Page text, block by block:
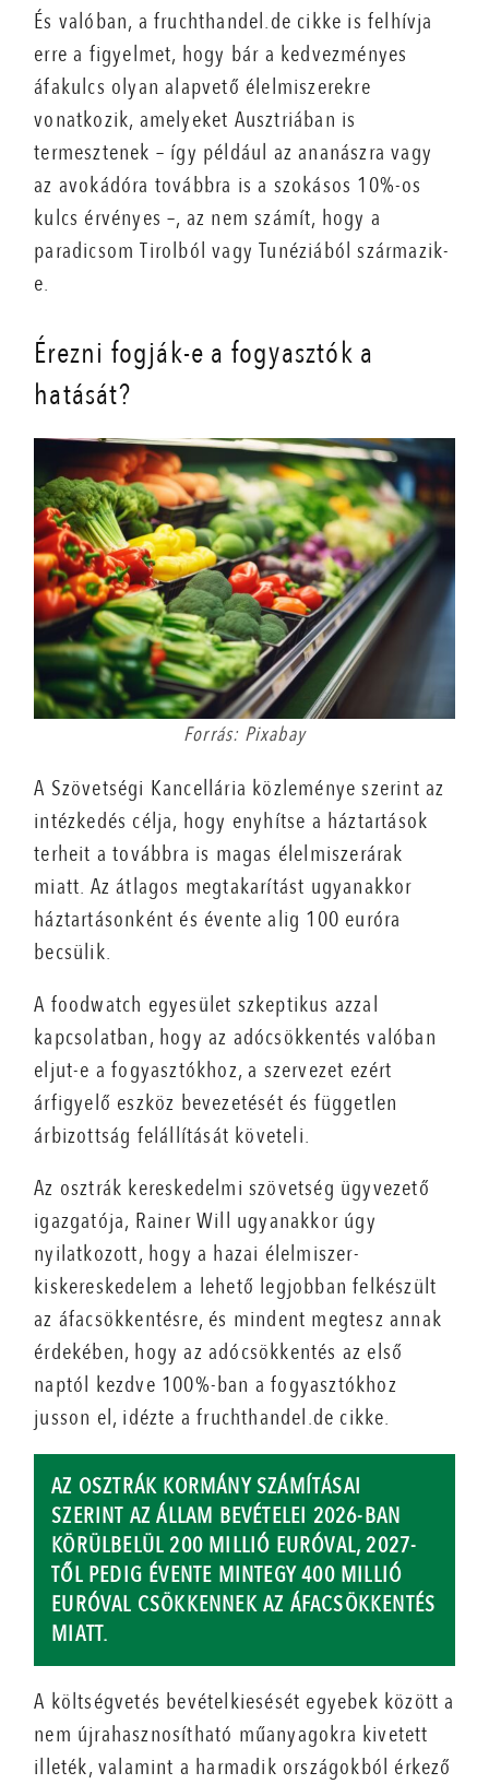
És valóban, a fruchthandel.de cikke is felhívja
erre a figyelmet, hogy bár a kedvezményes
áfakulcs olyan alapvető élelmiszerekre
vonatkozik, amelyeket Ausztriában is
termesztenek – így például az ananászra vagy
az avokádóra továbbra is a szokásos 10%-os
kulcs érvényes –, az nem számít, hogy a
paradicsom Tirolból vagy Tunéziából származik-
e.
Érezni fogják-e a fogyasztók a
hatását?
Forrás: Pixabay
A Szövetségi Kancellária közleménye szerint az
intézkedés célja, hogy enyhítse a háztartások
terheit a továbbra is magas élelmiszerárak
miatt. Az átlagos megtakarítást ugyanakkor
háztartásonként és évente alig 100 euróra
becsülik.
A foodwatch egyesület szkeptikus azzal
kapcsolatban, hogy az adócsökkentés valóban
eljut-e a fogyasztókhoz, a szervezet ezért
árfigyelő eszköz bevezetését és független
árbizottság felállítását követeli.
Az osztrák kereskedelmi szövetség ügyvezető
igazgatója, Rainer Will ugyanakkor úgy
nyilatkozott, hogy a hazai élelmiszer-
kiskereskedelem a lehető legjobban felkészült
az áfacsökkentésre, és mindent megtesz annak
érdekében, hogy az adócsökkentés az első
naptól kezdve 100%-ban a fogyasztókhoz
jusson el, idézte a fruchthandel.de cikke.
AZ OSZTRÁK KORMÁNY SZÁMÍTÁSAI
SZERINT AZ ÁLLAM BEVÉTELEI 2026-BAN
KÖRÜLBELÜL 200 MILLIÓ EURÓVAL, 2027-
TŐL PEDIG ÉVENTE MINTEGY 400 MILLIÓ
EURÓVAL CSÖKKENNEK AZ ÁFACSÖKKENTÉS
MIATT.
A költségvetés bevételkiesését egyebek között a
nem újrahasznosítható műanyagokra kivetett
illeték, valamint a harmadik országokból érkező